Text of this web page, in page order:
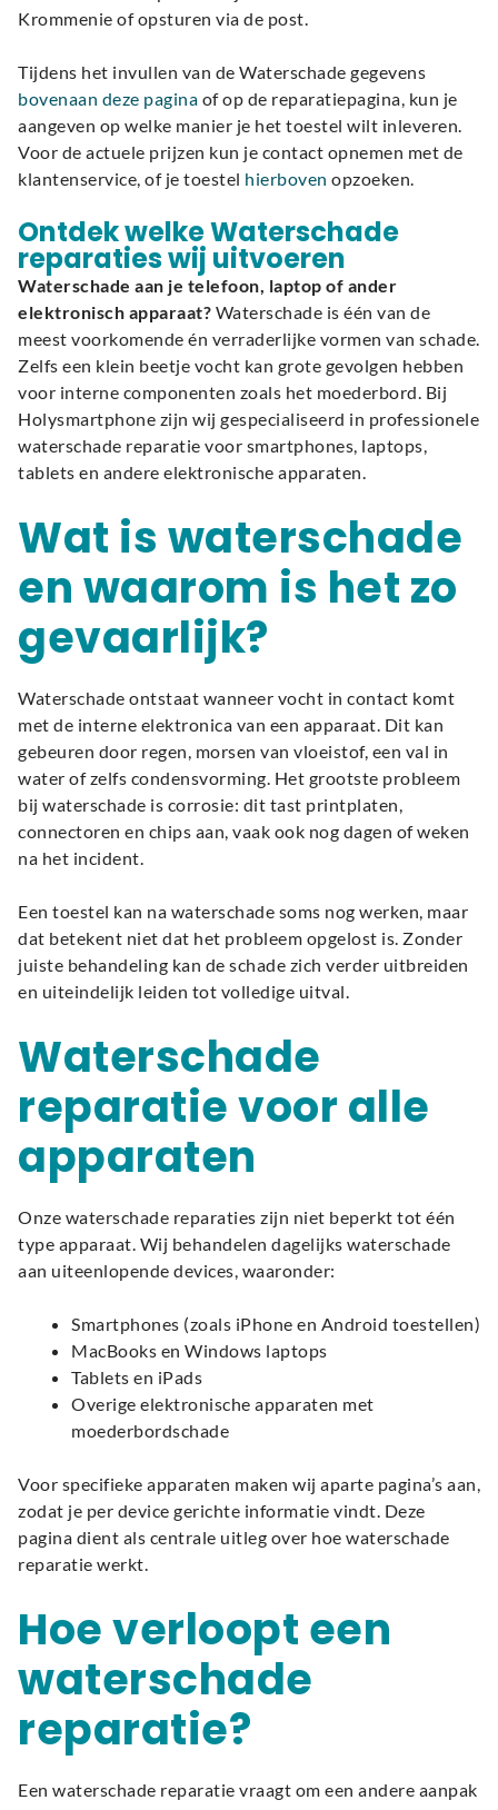
Krommenie of opsturen via de post.
Tijdens het invullen van de Waterschade gegevens
bovenaan deze pagina of op de reparatiepagina, kun je
aangeven op welke manier je het toestel wilt inleveren.
Voor de actuele prijzen kun je contact opnemen met de
klantenservice, of je toestel hierboven opzoeken.
Ontdek welke Waterschade
reparaties wij uitvoeren
Waterschade aan je telefoon, laptop of ander
elektronisch apparaat? Waterschade is één van de
meest voorkomende én verraderlijke vormen van schade.
Zelfs een klein beetje vocht kan grote gevolgen hebben
voor interne componenten zoals het moederbord. Bij
Holysmartphone zijn wij gespecialiseerd in professionele
waterschade reparatie voor smartphones, laptops,
tablets en andere elektronische apparaten.
Wat is waterschade
en waarom is het zo
gevaarlijk?
Waterschade ontstaat wanneer vocht in contact komt
met de interne elektronica van een apparaat. Dit kan
gebeuren door regen, morsen van vloeistof, een val in
water of zelfs condensvorming. Het grootste probleem
bij waterschade is corrosie: dit tast printplaten,
connectoren en chips aan, vaak ook nog dagen of weken
na het incident.
Een toestel kan na waterschade soms nog werken, maar
dat betekent niet dat het probleem opgelost is. Zonder
juiste behandeling kan de schade zich verder uitbreiden
en uiteindelijk leiden tot volledige uitval.
Waterschade
reparatie voor alle
apparaten
Onze waterschade reparaties zijn niet beperkt tot één
type apparaat. Wij behandelen dagelijks waterschade
aan uiteenlopende devices, waaronder:
Smartphones (zoals iPhone en Android toestellen)
MacBooks en Windows laptops
Tablets en iPads
Overige elektronische apparaten met
moederbordschade
Voor specifieke apparaten maken wij aparte pagina’s aan,
zodat je per device gerichte informatie vindt. Deze
pagina dient als centrale uitleg over hoe waterschade
reparatie werkt.
Hoe verloopt een
waterschade
reparatie?
Een waterschade reparatie vraagt om een andere aanpak